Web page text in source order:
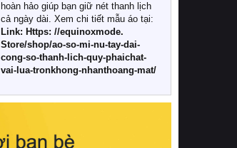
Khác với các dòng sản phẩm thông
thường, những bộ chăn ga gối đệm
cao cấp trải qua quy trình sản xuất
nghiêm ngặt từ khâu chọn lọc nguyên
liệu tự nhiên đến công nghệ dệt
nhuộm hiện đại không chứa hóa chất
này, bạn sẽ cảm nhận rõ rệt sự khác
hồi chuẩn xác của phần đệm nâng đỡ
hoàn hảo giúp bạn giữ nét thanh lịch
cả ngày dài. Xem chi tiết mẫu áo tại:
Link: Https: //equinoxmode.
Store/shop/ao-so-mi-nu-tay-dai-
cong-so-thanh-lich-quy-phaichat-
vai-lua-tronkhong-nhanthoang-mat/